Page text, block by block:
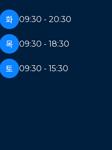
화 09:30 - 20:30
목 09:30 - 18:30
토 09:30 - 15:30